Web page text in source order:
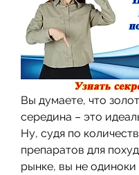
Вы думаете, что
середина – это
Ну, судя по
препаратов для
рынке, вы не одиноки